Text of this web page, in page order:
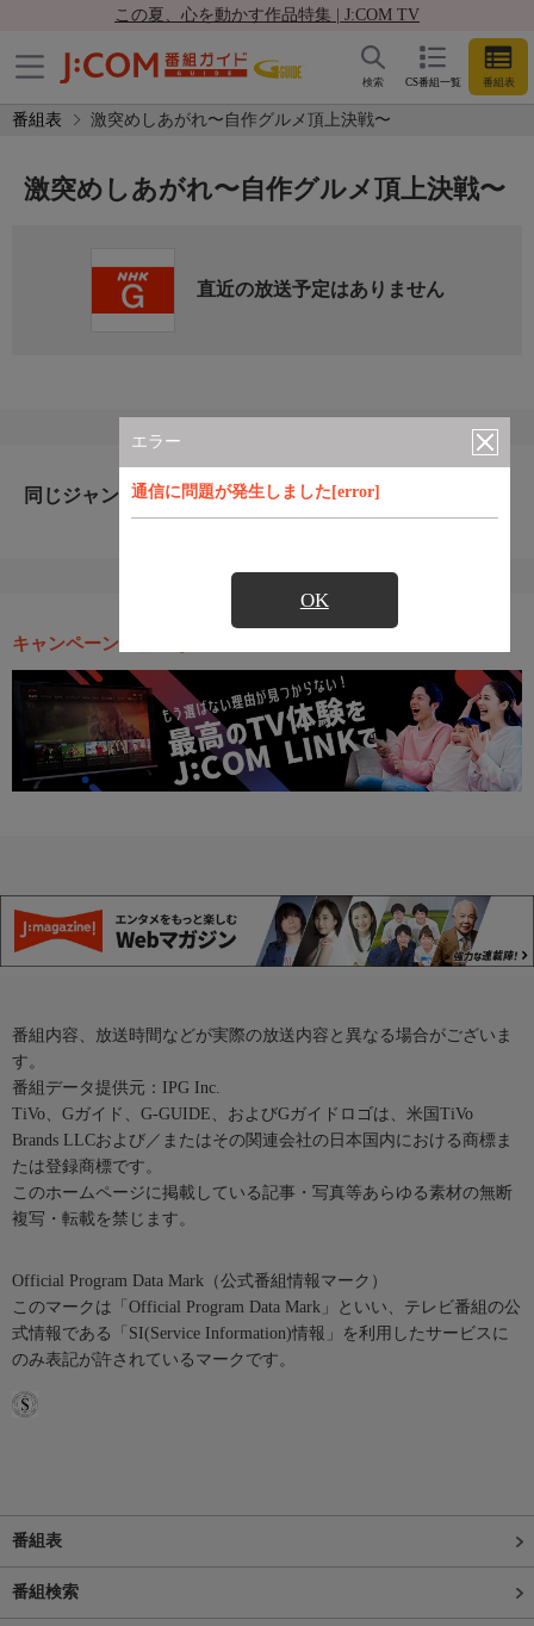
この夏、心を動かす作品特集 | J:COM TV
CS番組一覧 番組表
検索
番組表 激突めしあがれ〜自作グルメ頂上決戦〜
エラー
通信に問題が発生しました[error]
OK
激突めしあがれ〜自作グルメ頂上決戦〜
直近の放送予定はありません
同じジャンルのおすすめ番組
キャンペーン・お得な情報
番組内容、放送時間などが実際の放送内容と異なる場合がございま
す。
番組データ提供元：IPG Inc.
TiVo、Gガイド、G-GUIDE、およびGガイドロゴは、米国TiVo
Brands LLCおよび／またはその関連会社の日本国内における商標ま
たは登録商標です。
このホームページに掲載している記事・写真等あらゆる素材の無断
複写・転載を禁じます。
Official Program Data Mark（公式番組情報マーク）
このマークは「Official Program Data Mark」といい、テレビ番組の公
式情報である「SI(Service Information)情報」を利用したサービスに
のみ表記が許されているマークです。
番組表
番組検索